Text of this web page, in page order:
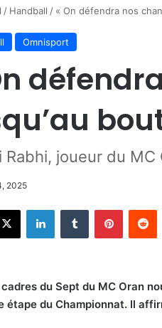
/ Handball / « On défendra nos
Omnisport
Rabhi, joueur du MC
2025
X LinkedinTumblr Pinterest
cadres du Sept du MC Oran
étape du Championnat. Il